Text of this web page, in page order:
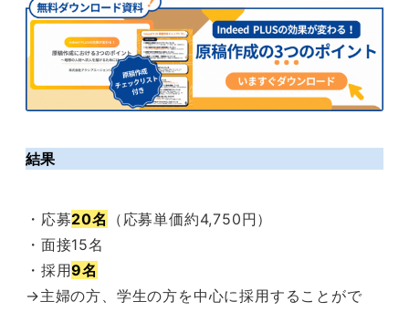
結果
・応募20名
（応募単価約4,750円）
・面接15名
・採用9名
→主婦の方、学生の方を中心に採用することがで